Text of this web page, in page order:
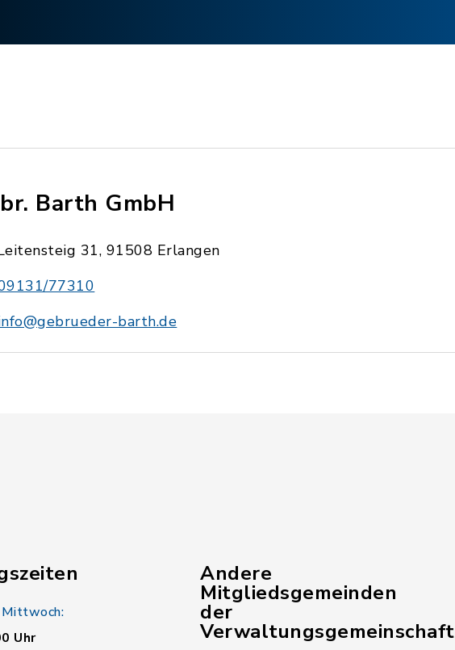
Barth GmbH
31, 91508 Erlangen
77310
barth.de
Uhr
Andere
Mitgliedsgemeinden
der
Verwaltungsgemeinschaft